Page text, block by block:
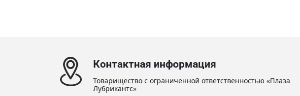
Контактная информация
Товарищество с ограниченной ответственностью «Плаза
Лубрикантс»